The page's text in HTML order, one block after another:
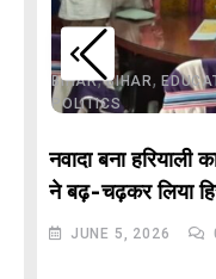
BIHAR,BIHAR,
POLITICS
नवादा बना हरियाली
ने बढ़-चढ़कर लिया
JUNE 5, 2026